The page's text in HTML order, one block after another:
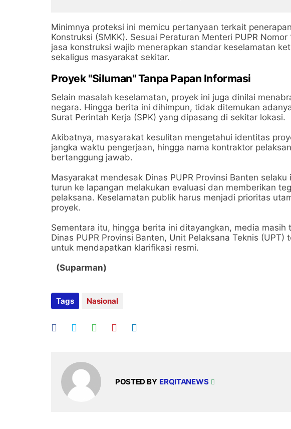
​Minimnya proteksi ini memicu pertanyaan terkait
Konstruksi (SMKK). Sesuai Peraturan Menteri PUPR
jasa konstruksi wajib menerapkan standar keselamatan
sekaligus masyarakat sekitar.
​Proyek "Siluman" Tanpa Papan Informasi
​Selain masalah keselamatan, proyek ini juga dinilai
negara. Hingga berita ini dihimpun, tidak ditemukan
Surat Perintah Kerja (SPK) yang dipasang di sekitar lokasi.
​Akibatnya, masyarakat kesulitan mengetahui identitas
jangka waktu pengerjaan, hingga nama kontraktor
bertanggung jawab.
​Masyarakat mendesak Dinas PUPR Provinsi Banten
turun ke lapangan melakukan evaluasi dan memberikan
pelaksana. Keselamatan publik harus menjadi prioritas
proyek.
​Sementara itu, hingga berita ini ditayangkan, media masih
Dinas PUPR Provinsi Banten, Unit Pelaksana Teknis
untuk mendapatkan klarifikasi resmi.
(Suparman)
Tags Nasional
POSTED BY ERQITANEWS